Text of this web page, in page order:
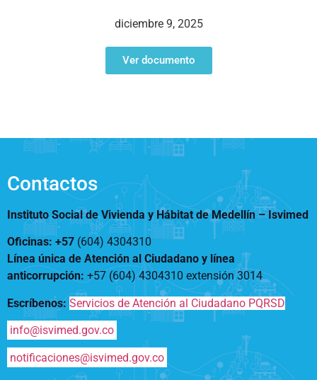
Vivienda
Vivienda Nueva
Acompañamiento Social
Directorio de servidores
Encuesta de Percepción
A+ A A-
Tamaño de la
fuente
Contraste
Centro de relevo
Más Información sobre Accesibilidad
diciembre 9, 2025
Ver documento
Contactos
Instituto Social de Vivienda y Hábitat de Medellín –Isvimed
Oficinas: +57 (604) 4304310
Línea única de Atención al Ciudadano y línea
anticorrupción: +57 (604) 4304310 extensión3014
Escríbenos: Servicios de Atención al Ciudadano PQRSD
info@isvimed.gov.co
notificaciones@isvimed.gov.co